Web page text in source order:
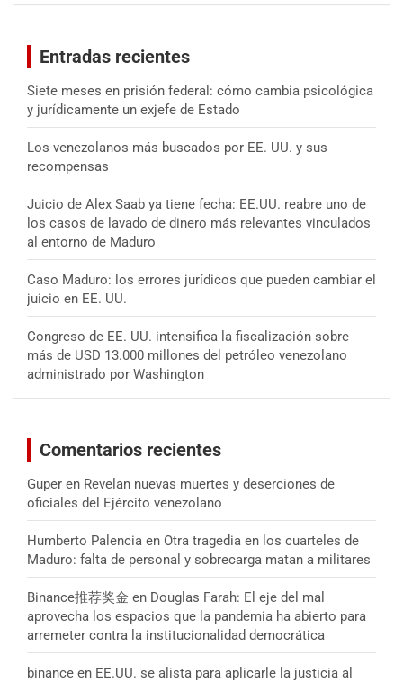
Entradas recientes
Siete meses en prisión federal: cómo cambia psicológica
y jurídicamente un exjefe de Estado
Los venezolanos más buscados por EE. UU. y sus
recompensas
Juicio de Alex Saab ya tiene fecha: EE.UU. reabre uno de
los casos de lavado de dinero más relevantes vinculados
al entorno de Maduro
Caso Maduro: los errores jurídicos que pueden cambiar el
juicio en EE. UU.
Congreso de EE. UU. intensifica la fiscalización sobre
más de USD 13.000 millones del petróleo venezolano
administrado por Washington
Comentarios recientes
Guper en Revelan nuevas muertes y deserciones de
oficiales del Ejército venezolano
Humberto Palencia en Otra tragedia en los cuarteles de
Maduro: falta de personal y sobrecarga matan a militares
Binance推荐奖金 en Douglas Farah: El eje del mal
aprovecha los espacios que la pandemia ha abierto para
arremeter contra la institucionalidad democrática
binance en EE.UU. se alista para aplicarle la justicia al